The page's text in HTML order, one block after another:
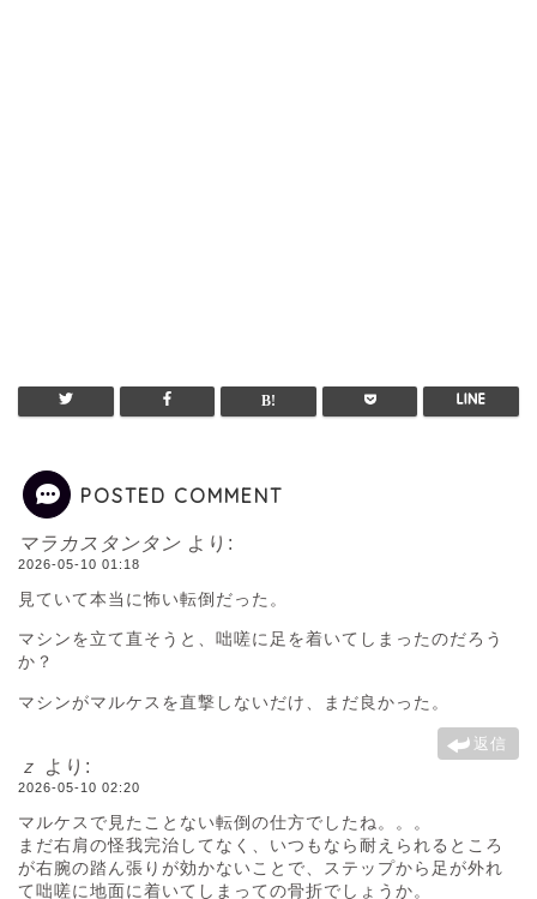
POSTED COMMENT
マラカスタンタン より:
2026-05-10 01:18
見ていて本当に怖い転倒だった。
マシンを立て直そうと、咄嗟に足を着いてしまったのだろう
か？
マシンがマルケスを直撃しないだけ、まだ良かった。
返信
ｚ より:
2026-05-10 02:20
マルケスで見たことない転倒の仕方でしたね。。。
まだ右肩の怪我完治してなく、いつもなら耐えられるところ
が右腕の踏ん張りが効かないことで、ステップから足が外れ
て咄嗟に地面に着いてしまっての骨折でしょうか。